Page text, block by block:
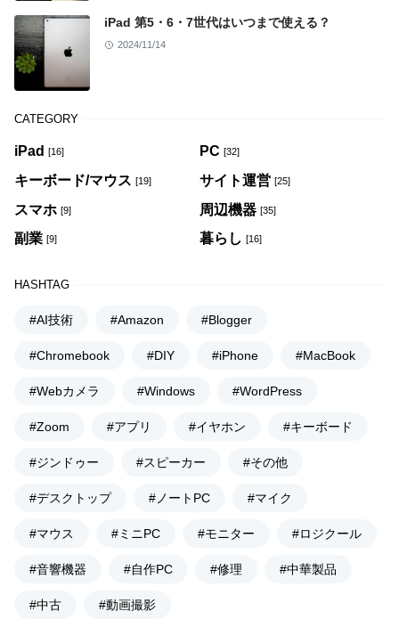
iPad 第5・6・7世代はいつまで使える？
2024/11/14
CATEGORY
iPad [16] PC [32]
キーボード/マウス [19] サイト運営 [25]
スマホ [9] 周辺機器 [35]
副業 [9] 暮らし [16]
HASHTAG
#AI技術 #Amazon #Blogger
#Chromebook #DIY #iPhone #MacBook
#Webカメラ #Windows #WordPress
#Zoom #アプリ #イヤホン #キーボード
#ジンドゥー #スピーカー #その他
#デスクトップ #ノートPC #マイク
#マウス #ミニPC #モニター #ロジクール
#音響機器 #自作PC #修理 #中華製品
#中古 #動画撮影